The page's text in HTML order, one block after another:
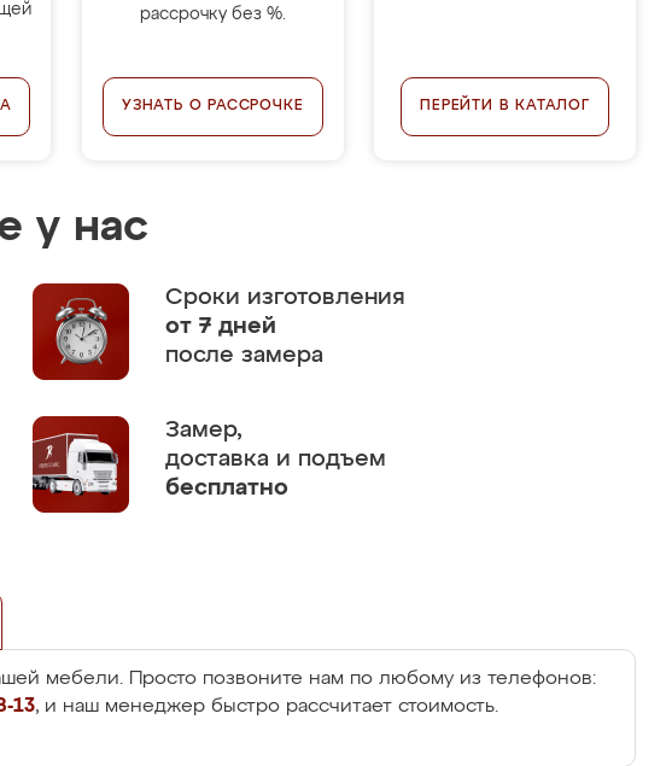
рассрочку без %.
УЗНАТЬ О РАССРОЧКЕ ПЕРЕЙТИ В КАТАЛОГ
у нас
Сроки изготовления
от 7 дней
после замера
Замер,
доставка и подъем
бесплатно
мебели. Просто позвоните нам по любому из телефонов:
13, и наш менеджер быстро рассчитает стоимость.